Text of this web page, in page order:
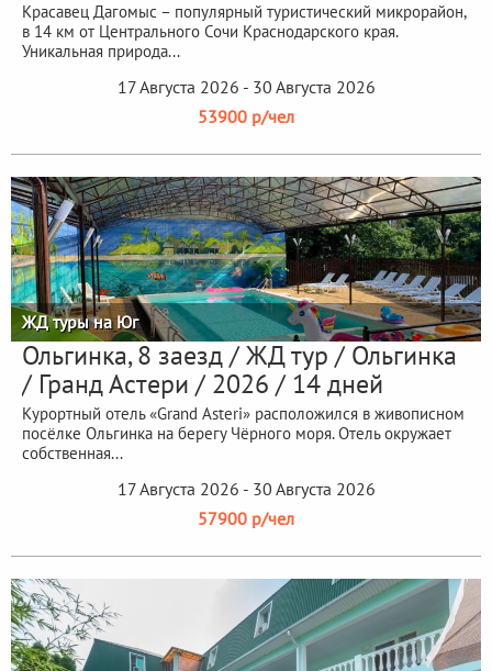
Красавец Дагомыс – популярный туристический микрорайон,
в 14 км от Центрального Сочи Краснодарского края.
Уникальная природа...
17 Августа 2026 - 30 Августа 2026
53900 р/чел
ЖД туры на Юг
Ольгинка, 8 заезд / ЖД тур / Ольгинка
/ Гранд Астери / 2026 / 14 дней
Курортный отель «Grand Asteri» расположился в живописном
посёлке Ольгинка на берегу Чёрного моря. Отель окружает
собственная...
17 Августа 2026 - 30 Августа 2026
57900 р/чел